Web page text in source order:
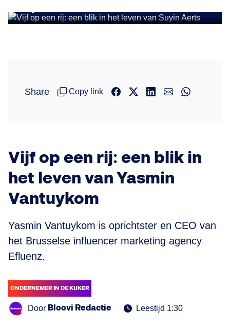
Share Copy link
Vijf op een rij: een blik in
het leven van Yasmin
Vantuykom
Yasmin Vantuykom is oprichtster en CEO van
het Brusselse influencer marketing agency
Efluenz.
ONDERNEMER IN DE KIJKER
Door Bloovi Redactie Leestijd 1:30